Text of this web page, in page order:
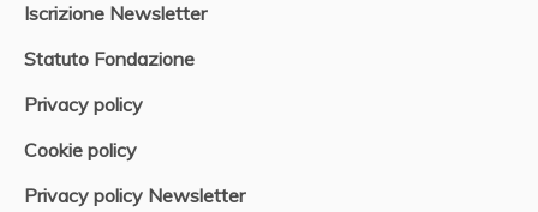
Iscrizione Newsletter
Statuto Fondazione
Privacy policy
Cookie policy
Privacy policy Newsletter